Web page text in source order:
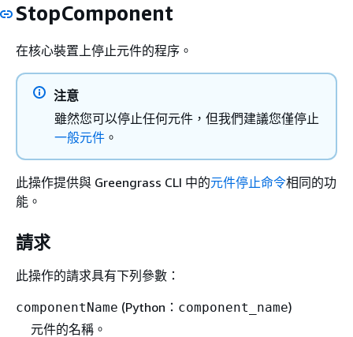
StopComponent
在核心裝置上停止元件的程序。
注意
雖然您可以停止任何元件，但我們建議您僅停止
一般元件 。
此操作提供與 Greengrass CLI 中的元件停止命令相同的功
能。
請求
此操作的請求具有下列參數：
componentName (Python： component_name)
元件的名稱。